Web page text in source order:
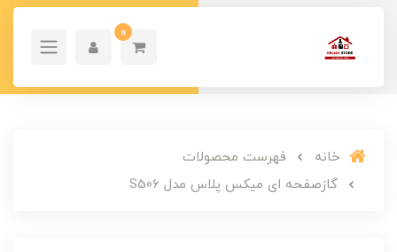
0
خانه
فهرست محصولات
گازصفحه ای میکس پلاس مدل S506